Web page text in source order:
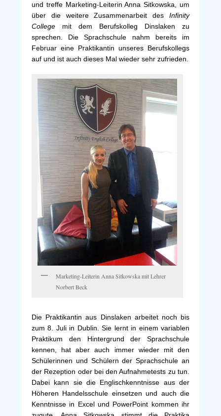
und treffe Marketing-Leiterin Anna Sitkowska, um
über die weitere Zusammenarbeit des Infinity
College mit dem Berufskolleg Dinslaken zu
sprechen. Die Sprachschule nahm bereits im
Februar eine Praktikantin unseres Berufskollegs
auf und ist auch dieses Mal wieder sehr zufrieden.
Marketing-Leiterin Anna Sitkowska mit Lehrer
Norbert Beck
Die Praktikantin aus Dinslaken arbeitet noch bis
zum 8. Juli in Dublin. Sie lernt in einem variablen
Praktikum den Hintergrund der Sprachschule
kennen, hat aber auch immer wieder mit den
Schülerinnen und Schülern der Sprachschule an
der Rezeption oder bei den Aufnahmetests zu tun.
Dabei kann sie die Englischkenntnisse aus der
Höheren Handelsschule einsetzen und auch die
Kenntnisse in Excel und PowerPoint kommen ihr